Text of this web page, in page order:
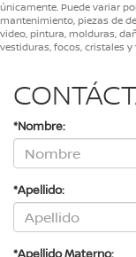
únicamente. Puede variar
mantenimiento, piezas de
video, pintura, molduras,
vestiduras, focos, cristales y
*Nombre:
*Apellido:
*Apellido Materno: